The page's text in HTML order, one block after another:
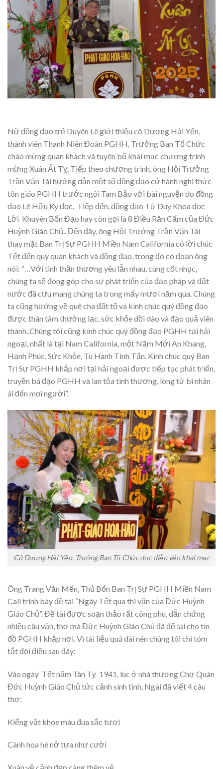
Nữ đồng đạo trẻ Duyên Lê giới thiệu cô Dương Hải Yến,
thành viên Thanh Niên Đoàn PGHH, Trưởng Ban Tổ Chức
chào mừng quan khách và tuyên bố khai mạc chương trình
mừng Xuân Ất Tỵ. Tiếp theo chương trình, ông Hội Trưởng
Trần Văn Tài hướng dẫn một số đồng đạo cử hành nghi thức
tôn giáo PGHH trước ngôi Tam Bảo với bài nguyện do đồng
đạo Lê Hữu Ky đọc. Tiếp đến, đồng đạo Từ Duy Khoa đọc
Lời Khuyên Bổn Đạo hay còn gọi là 8 Điều Răn Cấm của Đức
Huỳnh Giáo Chủ.. Đến đây, ông Hội Trưởng Trần Văn Tài
thay mặt Ban Trị Sự PGHH Miền Nam California có lời chúc
Tết đến quý quan khách và đồng đạo, trong đó có đoạn ông
nói: “…Với tinh thần thương yêu lẫn nhau, cùng cốt nhục,
chúng ta sẽ đóng góp cho sự phát triển của đạo pháp và đất
nước đã cưu mang chúng ta trong mấy mươi năm qua. Chúng
ta cũng hướng về quê cha đất tổ và kính chúc quý đồng đạo
được thân tâm thường lạc, sức khỏe dồi dào và đạo quả viên
thành..Chúng tôi cũng kính chúc quý đồng đạo PGHH tại hải
ngoại, nhất là tại Nam California, một Năm Mới An Khang,
Hạnh Phúc, Sức Khỏe, Tu Hành Tinh Tấn. Kính chúc quý Ban
Trị Sự PGHH khắp nơi tại hải ngoại được tiếp tục phát triển,
truyền bá đạo PGHH và lan tỏa tình thương, lòng từ bi nhân
ái đến mọi người”.
Cô Dương Hải Yến, Trưởng Ban Tổ Chức đọc diễn văn khai mạc
Ông Trang Văn Mến, Thủ Bổn Ban Trị Sự PGHH Miền Nam
Cali trình bày đề tài “Ngày Tết qua thi văn của Đức Huỳnh
Giáo Chủ”. Đề tài được soạn thảo rất công phu, dẫn chứng
nhiều câu văn, thơ mà Đức Huỳnh Giáo Chủ đã để lại cho tín
đồ PGHH khắp nơi. Vì tài liệu quá dài nên chúng tôi chi tóm
tắt đôi điều sau đây:
Vào ngày Tết năm Tân Tỵ 1941, lúc ở nhà thương Chợ Quán
Đức Huỳnh Giáo Chủ tức cảnh sinh tình, Ngài đã viết 4 câu
thơ:
Kiểng vật khoe màu đua sắc tươi
Cành hoa hé nở tựa như cười